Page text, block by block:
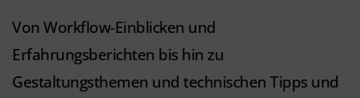
Von Workflow-Einblicken und
Erfahrungsberichten bis hin zu
Gestaltungsthemen und technischen Tipps und